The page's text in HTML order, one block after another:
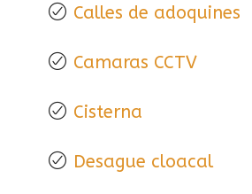
Calles de adoquines
Camaras CCTV
Cisterna
Desague cloacal